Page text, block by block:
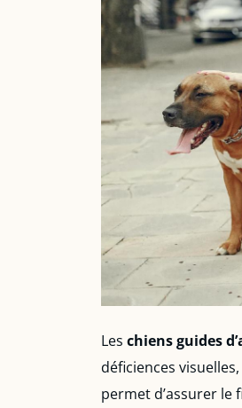
Les chiens guides
déficiences
permet d’assurer le